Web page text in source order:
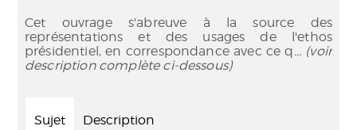
Cet ouvrage s'abreuve à la source des
représentations et des usages de l'ethos
présidentiel, en correspondance avec ce q... (voir
description complète ci-dessous)
Sujet Description